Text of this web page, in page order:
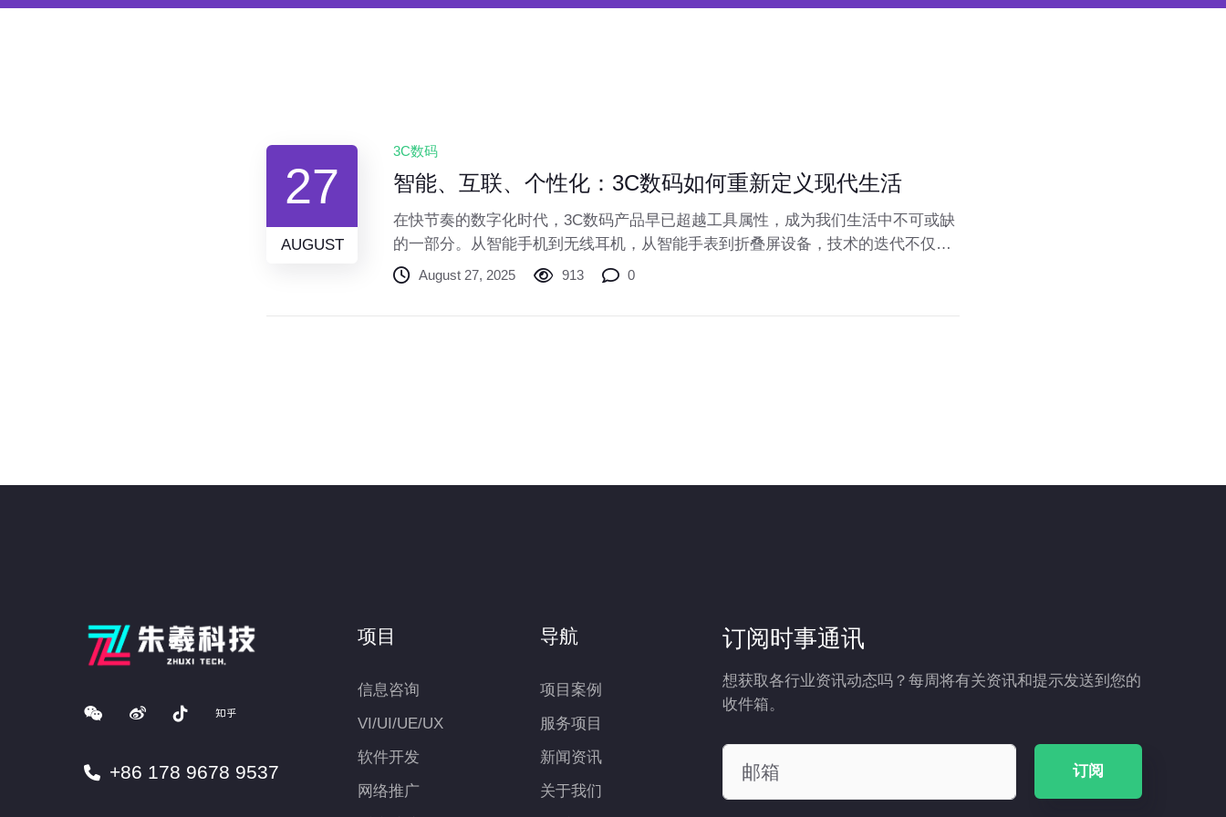
27
AUGUST
3C数码
智能、互联、个性化：3C数码如何重新定义现代生活
在快节奏的数字化时代，3C数码产品早已超越工具属性，成为我们生活中不可或缺
的一部分。从智能手机到无线耳机，从智能手表到折叠屏设备，技术的迭代不仅改
变了我们的使用习惯，更重塑了生活方式。本文将探讨当前3C数码领域的最新趋
August 27, 2025 913 0
+86 178 9678 9537
项目
信息咨询
VI/UI/UE/UX
软件开发
网络推广
导航
项目案例
服务项目
新闻资讯
关于我们
订阅时事通讯
想获取各行业资讯动态吗？每周将有关资讯和提示发送到您的
收件箱。
订阅